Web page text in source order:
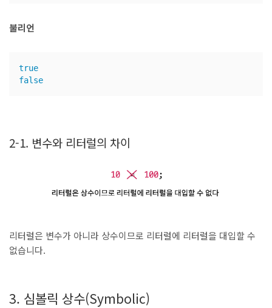
불리언
true
false
2-1. 변수와 리터럴의 차이
리터럴은 변수가 아니라 상수이므로 리터럴에 리터럴을 대입할 수
없습니다.
3. 심볼릭 상수(Symbolic)